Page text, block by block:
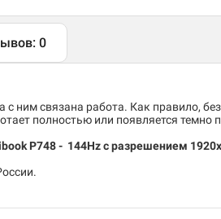
0
ним связана работа. Как правило,
полностью или появляется темно
P748- 144Hz c разрешением